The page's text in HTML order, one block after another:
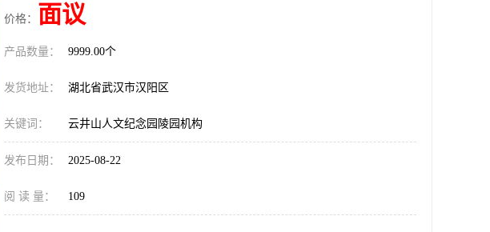
价格： 面议
产品数量： 9999.00个
发货地址： 湖北省武汉市汉阳区
关键词： 云井山人文纪念园陵园机构
发布日期： 2025-08-22
阅 读 量： 109